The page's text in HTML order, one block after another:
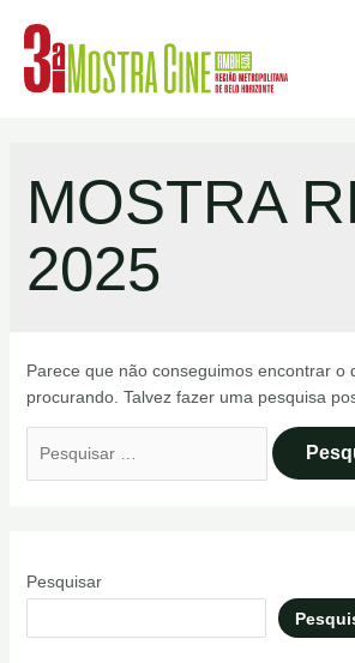
MOSTRA
2025
Parece que não conseguimos encontrar o
procurando. Talvez fazer uma pesquisa
Pesquisar